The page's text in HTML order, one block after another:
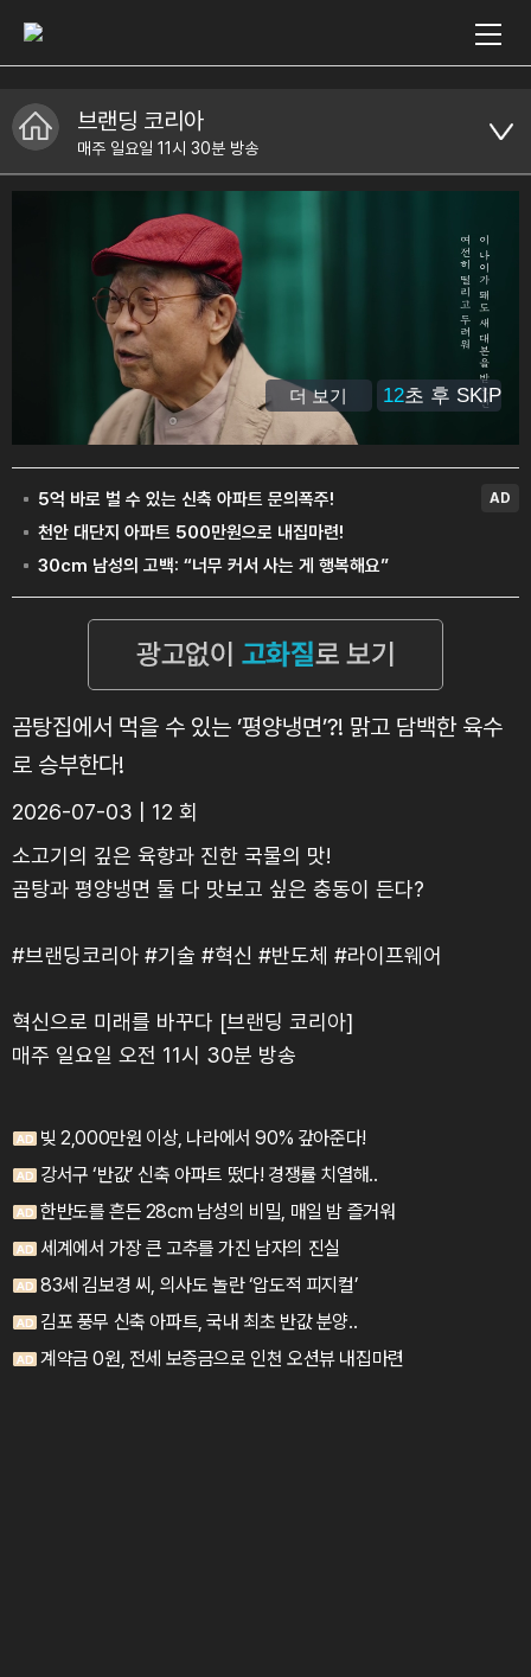
브랜딩 코리아
매주 일요일 11시 30분 방송
곰탕집에서 먹을 수 있는 ’평양냉면’?! 맑고 담백한 육수
로 승부한다!
2026-07-03 | 12 회
소고기의 깊은 육향과 진한 국물의 맛!
곰탕과 평양냉면 둘 다 맛보고 싶은 충동이 든다?
#브랜딩코리아 #기술 #혁신 #반도체 #라이프웨어
혁신으로 미래를 바꾸다 [브랜딩 코리아]
매주 일요일 오전 11시 30분 방송